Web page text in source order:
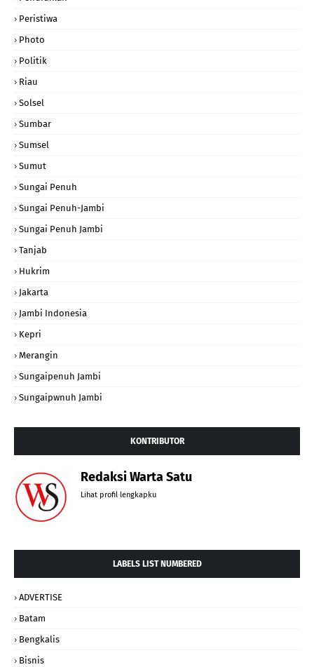
Peristiwa
Photo
Politik
Riau
Solsel
Sumbar
Sumsel
Sumut
Sungai Penuh
Sungai Penuh-Jambi
Sungai Penuh Jambi
Tanjab
Hukrim
Jakarta
Jambi Indonesia
Kepri
Merangin
Sungaipenuh Jambi
Sungaipwnuh Jambi
KONTRIBUTOR
Redaksi Warta Satu
Lihat profil lengkapku
LABELS LIST NUMBERED
ADVERTISE
Batam
Bengkalis
Bisnis